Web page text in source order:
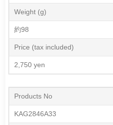
Weight (g)
約98
Price (tax included)
2,750 yen
Products No
KAG2846A33